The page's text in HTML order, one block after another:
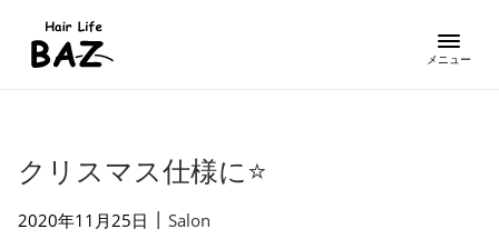
クリスマス仕様に⭐
2020年11月25日 | Salon